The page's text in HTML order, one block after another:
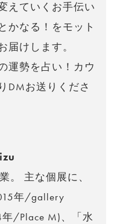
えていくお手伝い
かなる！をモット
届けします。
運勢を占い！カウ
DMお送りくださ
。 主な個展に、
年/gallery
/Place M)、「水